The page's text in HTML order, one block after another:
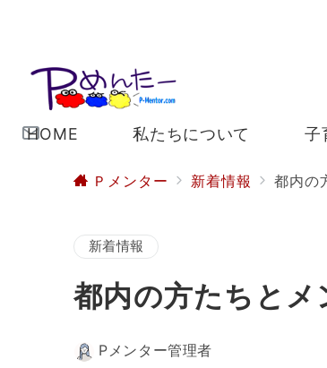
HOME 私たちについて 子
Ｐメンター 新着情報 都内の
新着情報
都内の方たちと
Pメンター管理者